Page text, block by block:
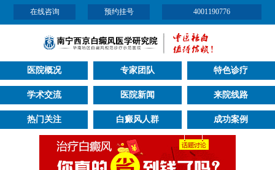
在线咨询 预约挂号 4001190776
医院概况 专家团队 特色诊疗
学术交流 医院新闻 来院线路
热门关注 白癜风人群 成功案例